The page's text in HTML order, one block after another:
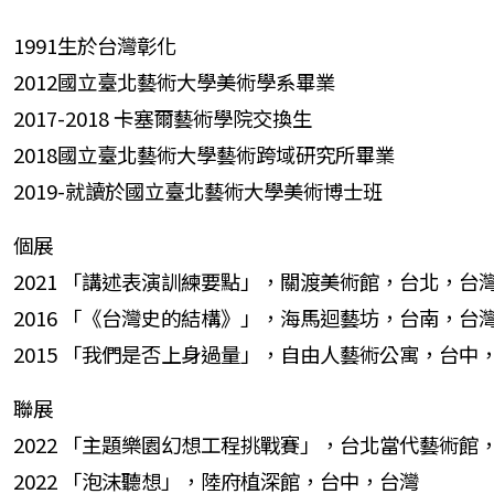
1991生於台灣彰化
2012國立臺北藝術大學美術學系畢業
2017-2018 卡塞爾藝術學院交換生
2018國立臺北藝術大學藝術跨域研究所畢業
2019-就讀於國立臺北藝術大學美術博士班
個展
2021 「講述表演訓練要點」，關渡美術館，台北，台
2016 「《台灣史的結構》」，海馬迴藝坊，台南，台
2015 「我們是否上身過量」，自由人藝術公寓，台中
聯展
2022 「主題樂園幻想工程挑戰賽」，台北當代藝術館
2022 「泡沫聽想」，陸府植深館，台中，台灣